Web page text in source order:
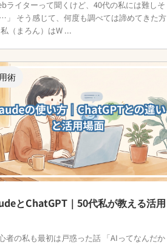
ライターって聞くけど、40代の私には難しそ
そう感じて、何度も調べては諦めてきた方
（まろん）はW ...
術
とChatGPT｜50代私が教える活用
者の私も最初は戸惑った話 「AIってなんだか